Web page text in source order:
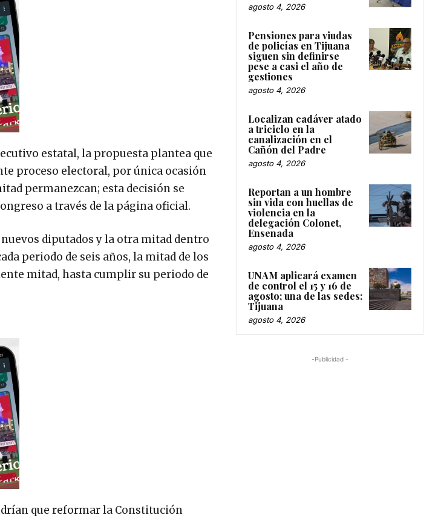
estatal, la propuesta plantea que
proceso electoral, por única ocasión
permanezcan; esta decisión se
a través de la página oficial.
diputados y la otra mitad dentro
periodo de seis años, la mitad de los
mitad, hasta cumplir su periodo de
que reformar la Constitución
agosto 4, 2026
Pensiones para viudas
de policías en Tijuana
siguen sin definirse
pese a casi el año de
gestiones
agosto 4, 2026
Localizan cadáver atado
a triciclo en la
canalización en el
Cañón del Padre
agosto 4, 2026
Reportan a un hombre
sin vida con huellas de
violencia en la
delegación Colonet,
Ensenada
agosto 4, 2026
UNAM aplicará examen
de control el 15 y 16 de
agosto; una de las sedes:
Tijuana
agosto 4, 2026
-Publicidad -